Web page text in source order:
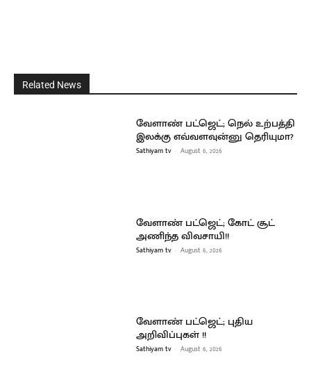
Related News
வேளாண் பட்ஜெட்; நெல் உற்பத்தி
இலக்கு எவ்வளவுன்னு தெரியுமா?
Sathiyam tv - August 6, 2026
வேளாண் பட்ஜெட்; கோட் சூட்
அணிந்த விவசாயி!!
Sathiyam tv - August 6, 2026
வேளாண் பட்ஜெட்; புதிய
அறிவிப்புகள் !!
Sathiyam tv - August 6, 2026